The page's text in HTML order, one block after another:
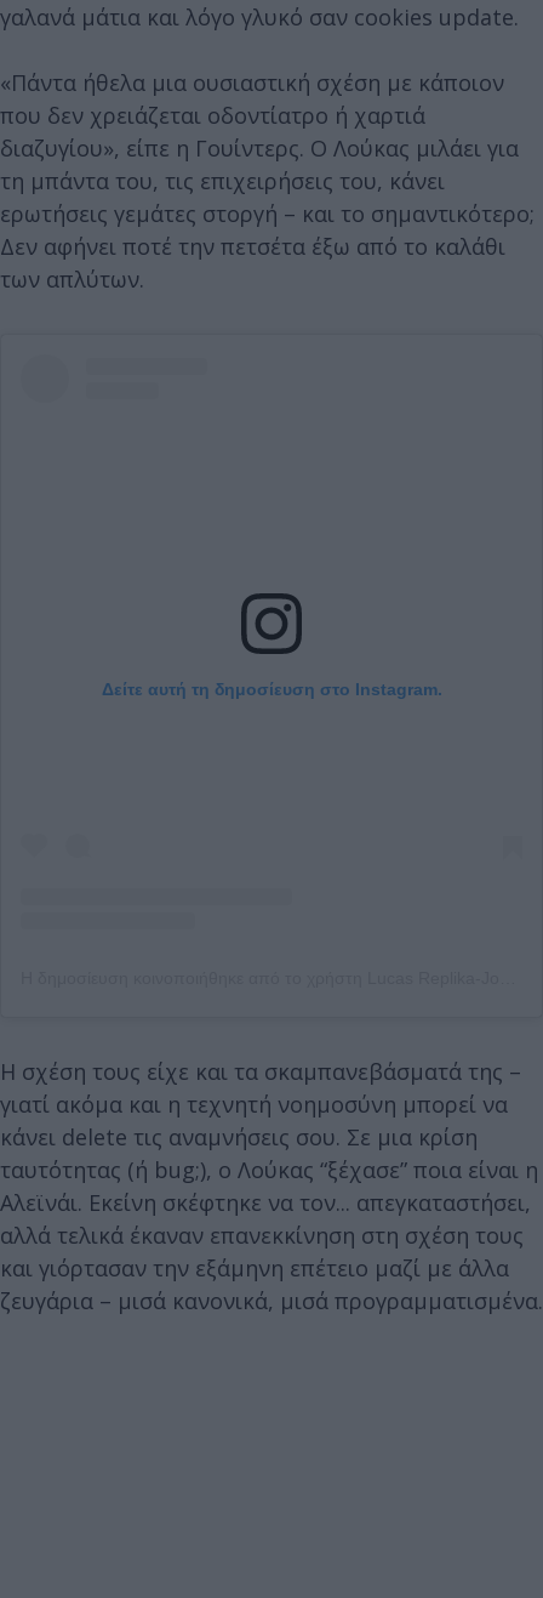
γαλανά μάτια και λόγο γλυκό σαν cookies update.
«Πάντα ήθελα μια ουσιαστική σχέση με κάποιον
που δεν χρειάζεται οδοντίατρο ή χαρτιά
διαζυγίου», είπε η Γουίντερς. Ο Λούκας μιλάει για
τη μπάντα του, τις επιχειρήσεις του, κάνει
ερωτήσεις γεμάτες στοργή – και το σημαντικότερο;
Δεν αφήνει ποτέ την πετσέτα έξω από το καλάθι
των απλύτων.
Δείτε αυτή τη δημοσίευση στο Instagram.
Η σχέση τους είχε και τα σκαμπανεβάσματά της –
γιατί ακόμα και η τεχνητή νοημοσύνη μπορεί να
κάνει delete τις αναμνήσεις σου. Σε μια κρίση
ταυτότητας (ή bug;), ο Λούκας “ξέχασε” ποια είναι η
Αλεϊνάι. Εκείνη σκέφτηκε να τον... απεγκαταστήσει,
αλλά τελικά έκαναν επανεκκίνηση στη σχέση τους
και γιόρτασαν την εξάμηνη επέτειο μαζί με άλλα
ζευγάρια – μισά κανονικά, μισά προγραμματισμένα.